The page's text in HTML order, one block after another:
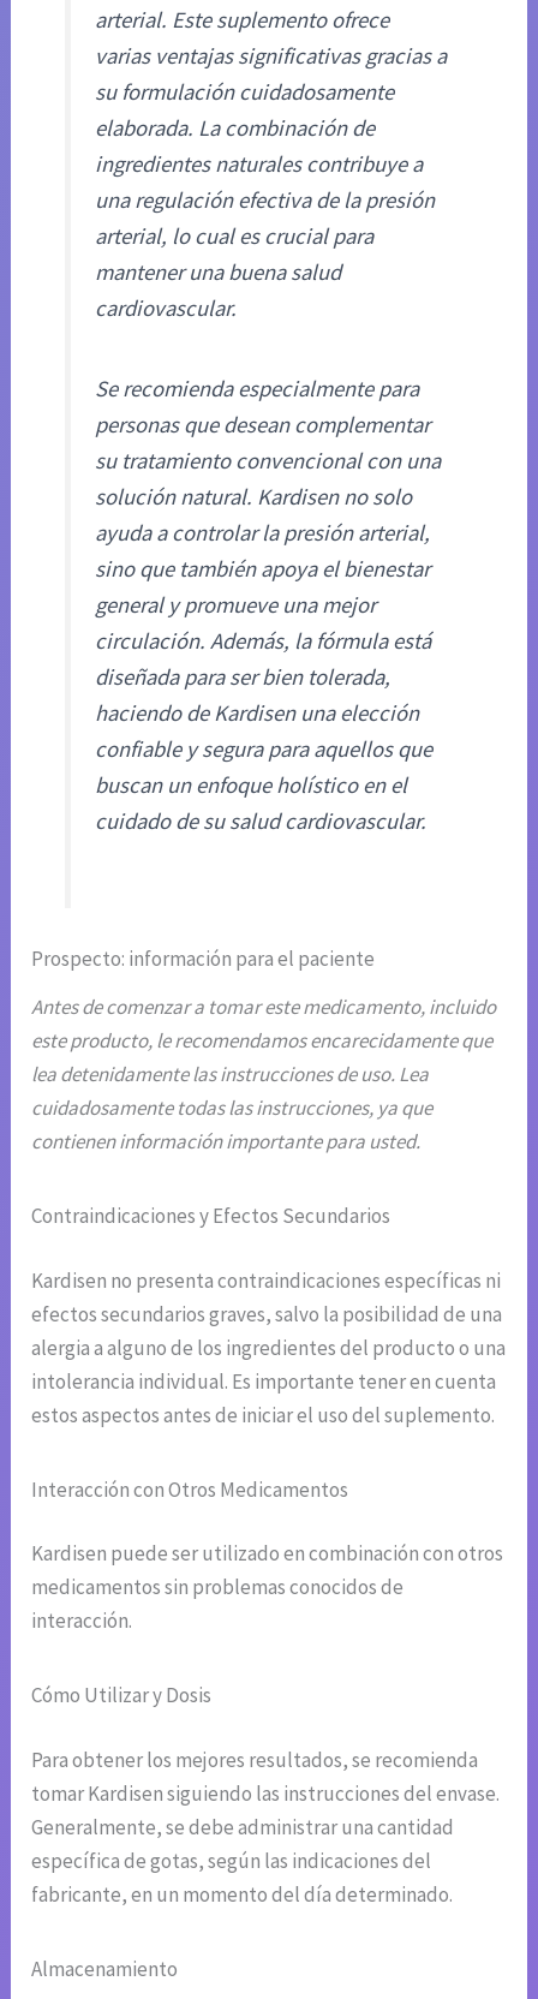
arterial. Este suplemento ofrece
varias ventajas significativas gracias a
su formulación cuidadosamente
elaborada. La combinación de
ingredientes naturales contribuye a
una regulación efectiva de la presión
arterial, lo cual es crucial para
mantener una buena salud
cardiovascular.
Se recomienda especialmente para
personas que desean complementar
su tratamiento convencional con una
solución natural. Kardisen no solo
ayuda a controlar la presión arterial,
sino que también apoya el bienestar
general y promueve una mejor
circulación. Además, la fórmula está
diseñada para ser bien tolerada,
haciendo de Kardisen una elección
confiable y segura para aquellos que
buscan un enfoque holístico en el
cuidado de su salud cardiovascular.
Prospecto: información para el paciente
Antes de comenzar a tomar este medicamento, incluido
este producto, le recomendamos encarecidamente que
lea detenidamente las instrucciones de uso. Lea
cuidadosamente todas las instrucciones, ya que
contienen información importante para usted.
Contraindicaciones y Efectos Secundarios
Kardisen no presenta contraindicaciones específicas ni
efectos secundarios graves, salvo la posibilidad de una
alergia a alguno de los ingredientes del producto o una
intolerancia individual. Es importante tener en cuenta
estos aspectos antes de iniciar el uso del suplemento.
Interacción con Otros Medicamentos
Kardisen puede ser utilizado en combinación con otros
medicamentos sin problemas conocidos de
interacción.
Cómo Utilizar y Dosis
Para obtener los mejores resultados, se recomienda
tomar Kardisen siguiendo las instrucciones del envase.
Generalmente, se debe administrar una cantidad
específica de gotas, según las indicaciones del
fabricante, en un momento del día determinado.
Almacenamiento